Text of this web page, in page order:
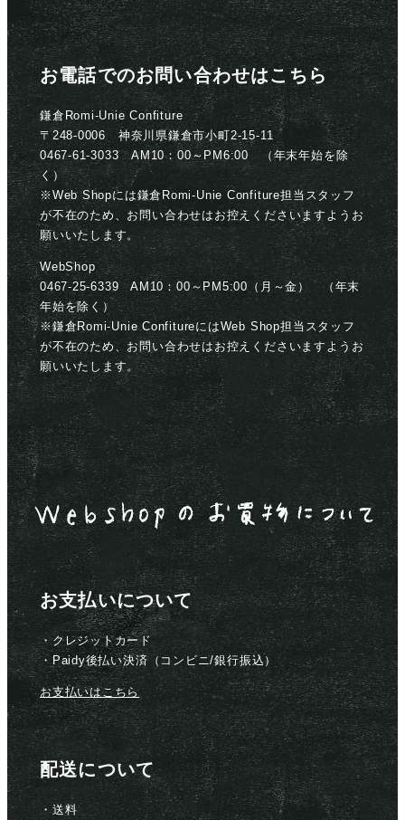
お電話でのお問い合わせはこちら
鎌倉Romi-Unie Confiture
〒248-0006 神奈川県鎌倉市小町2-15-11
0467-61-3033 AM10：00～PM6:00 （年末年始を除
く）
※Web Shopには鎌倉Romi-Unie Confiture担当スタッフ
が不在のため、お問い合わせはお控えくださいますようお
願いいたします。
WebShop
0467-25-6339 AM10：00～PM5:00（月～金） （年末
年始を除く）
※鎌倉Romi-Unie ConfitureにはWeb Shop担当スタッフ
が不在のため、お問い合わせはお控えくださいますようお
願いいたします。
お支払いについて
・クレジットカード
・Paidy後払い決済（コンビニ/銀行振込）
お支払いはこちら
配送について
・送料